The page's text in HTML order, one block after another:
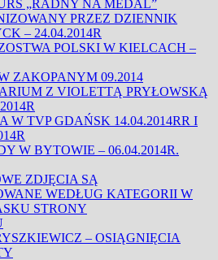
„RADNY NA MEDAL”
PRZEZ DZIENNIK
– 24.04.2014R
POLSKI W KIELCACH –
ZAKOPANYM 09.2014
Z VIOLETTĄ PRYŁOWSKĄ
W TVP GDAŃSK 14.04.2014RR I
W BYTOWIE – 06.04.2014R.
ZDJĘCIA SĄ
WEDŁUG KATEGORII W
STRONY
– OSIĄGNIĘCIA